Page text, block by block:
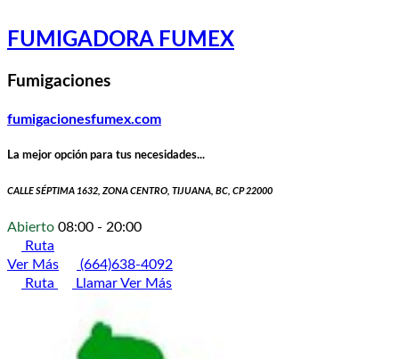
FUMIGADORA FUMEX
Fumigaciones
fumigacionesfumex.com
La mejor opción para tus necesidades...
CALLE SÉPTIMA 1632, ZONA CENTRO, TIJUANA, BC, CP 22000
Abierto 08:00 - 20:00
Ruta
Ver Más
(664)638-4092
Ruta
LlamarVer Más